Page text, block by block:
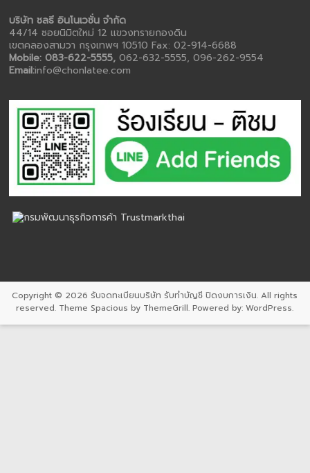
บริษัท ชลธี อินโนเวชั่น จำกัด
44/14 ซอยนิมิตใหม่ 12 แขวงทรายกองดิน
เขตคลองสามวา กรุงเทพฯ 10510 Fax: 02-914-6688
Mobile: 083-622-5555,062-632-5555, 096-262-9554
Email:info@chonlatee.com
Copyright © 2026 รับจดทะเบียนบริษัท รับทำบัญชี ปิดงบการเงิน. All rights
reserved. ThemeSpacious by ThemeGrill. Powered by:WordPress.